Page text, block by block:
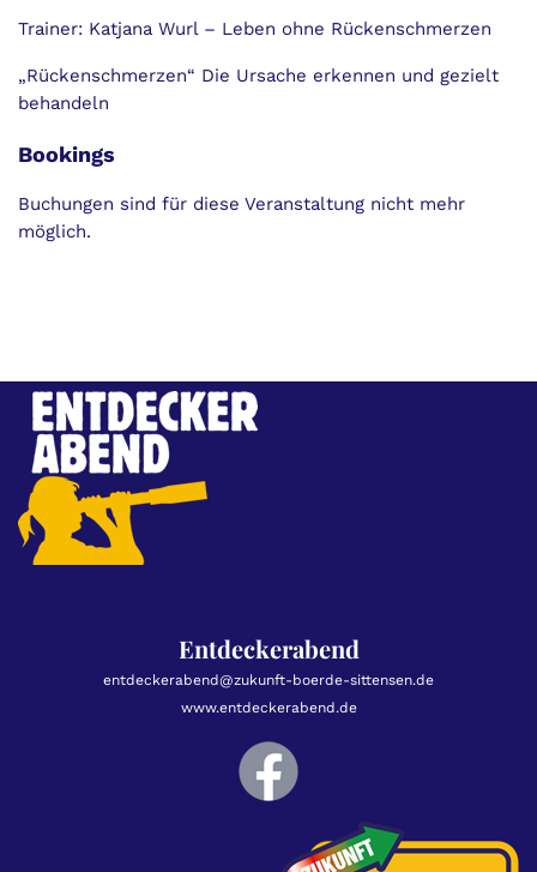
Trainer: Katjana Wurl– Leben ohne Rückenschmerzen
„Rückenschmerzen“ Die Ursache erkennen und gezielt
behandeln
Bookings
Buchungen sind für diese Veranstaltung nicht mehr
möglich.
Entdeckerabend
entdeckerabend@zukunft-boerde-sittensen.de
www.entdeckerabend.de